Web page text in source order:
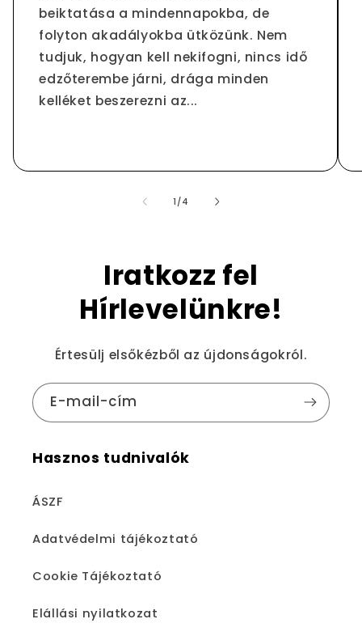
beiktatása a mindennapokba, de
folyton akadályokba ütközünk. Nem
tudjuk, hogyan kell nekifogni, nincs idő
edzőterembe járni, drága minden
kelléket beszerezni az...
1 //4
Iratkozz fel
Hírlevelünkre!
Értesülj elsőkézből az újdonságokról.
E-mail-cím
Hasznos tudnivalók
ÁSZF
Adatvédelmi tájékoztató
Cookie Tájékoztató
Elállási nyilatkozat